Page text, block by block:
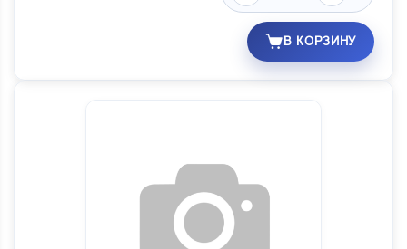
В КОРЗИНУ